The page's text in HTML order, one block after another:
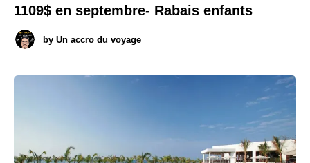
1109$ en septembre- Rabais enfants
by Un accro du voyage